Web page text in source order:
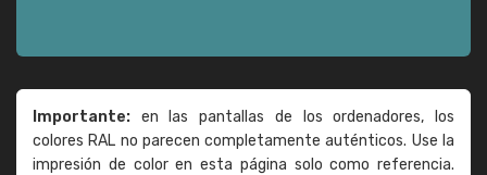
Importante: en las pantallas de los ordenadores, los
colores RAL no parecen completamente auténticos. Use la
impresión de color en esta página solo como referencia.